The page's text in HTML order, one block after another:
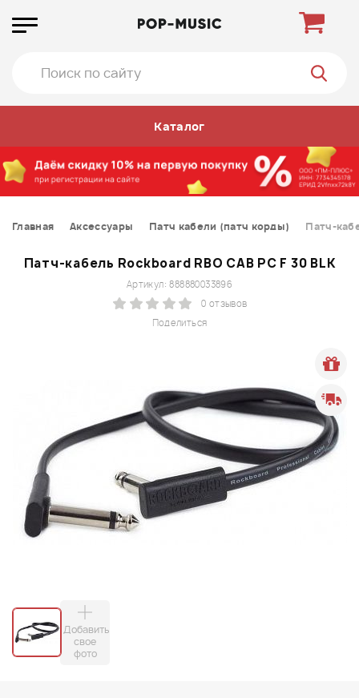
Каталог
Главная Аксессуары Патч кабели (патч корды) Патч-
Патч-кабель Rockboard RBO CAB PC F 30 BLK
Поделиться
Артикул: 888880033896
0 отзывов
Добавить
свое
фото